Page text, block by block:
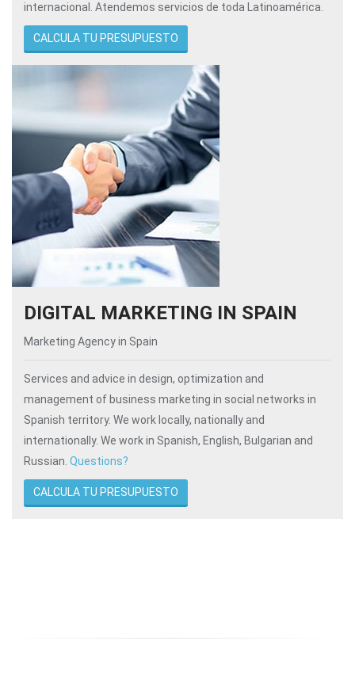
internacional. Atendemos servicios de toda Latinoamérica.
CALCULA TU PRESUPUESTO
DIGITAL MARKETING IN SPAIN
Marketing Agency in Spain
Services and advice in design, optimization and
management of business marketing in social networks in
Spanish territory. We work locally, nationally and
internationally. We work in Spanish, English, Bulgarian and
Russian. Questions?
CALCULA TU PRESUPUESTO